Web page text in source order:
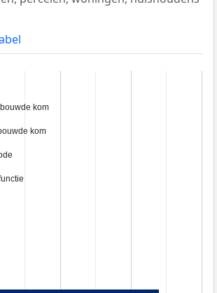
kom
kom
kom
kom